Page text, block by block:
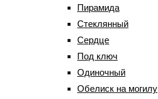
Пирамида
Стеклянный
Сердце
Под ключ
Одиночный
Обелиск на могилу